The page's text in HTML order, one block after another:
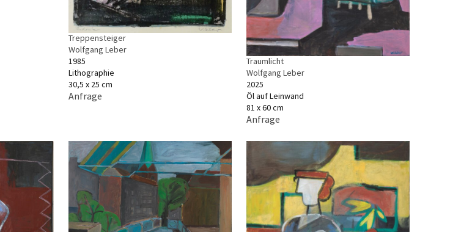
Treppensteiger
Wolfgang Leber
1985
Lithographie
30,5 x 25 cm
Anfrage
Traumlicht
Wolfgang Leber
2025
Öl auf Leinwand
81 x 60 cm
Anfrage